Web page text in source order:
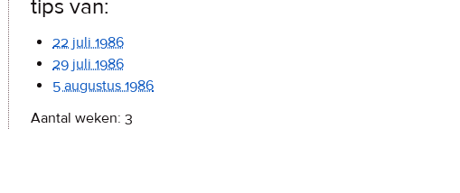
tips van:
22 juli 1986
29 juli 1986
5 augustus 1986
Aantal weken: 3